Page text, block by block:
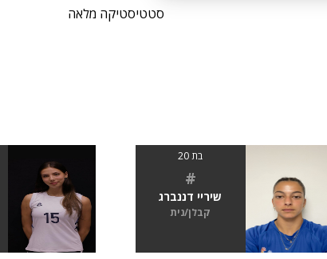
סטטיסטיקה מלאה
בת 20
#
שיריי דננברג
קבלן/נית